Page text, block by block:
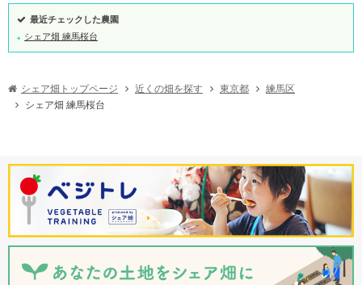
最近チェックした農園
シェア畑 練馬桜台
シェア畑トップページ 近くの畑を探す 東京都 練馬区
シェア畑 練馬桜台